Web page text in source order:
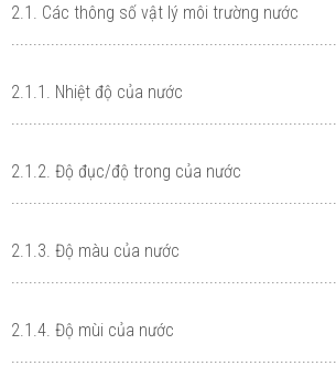
2.1. Các thông số vật lý môi trường nước
2.1.1. Nhiệt độ của nước
2.1.2. Độ đục/độ trong của nước
2.1.3. Độ màu của nước
2.1.4. Độ mùi của nước